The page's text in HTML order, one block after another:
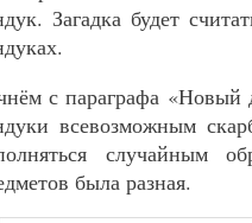
Загадка будет
с параграфа «Новый
всевозможным
случайным
была разная.